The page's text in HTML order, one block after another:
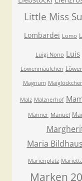
Little Miss
Lombardei Lomo
Luigi Nono Luis
Löwenmäulchen
Magnum
Malz Malznerhof
Manner Manuel
Maria
Marienplatz
Marken